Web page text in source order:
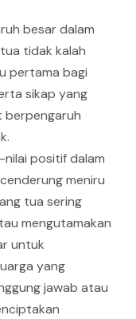
besar dalam
tidak kalah
pertama bagi
sikap yang
berpengaruh
positif dalam
meniru
tua sering
mengutamakan
untuk
yang
jawab atau